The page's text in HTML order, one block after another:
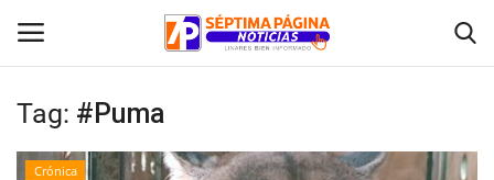
Inicio
Tag: #Puma
Crónica